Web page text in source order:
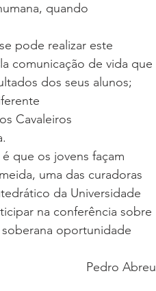
quando
pode realizar este
comunicação de vida que
dos seus alunos;
Cavaleiros
que os jovens façam
uma das curadoras
da Universidade
na conferência sobre
oportunidade
Pedro Abreu